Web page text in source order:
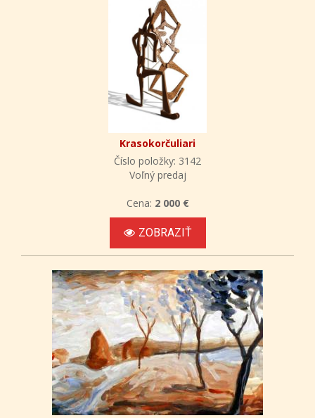
Krasokorčuliari
Číslo položky: 3142
Voľný predaj
Cena: 2 000 €
ZOBRAZIŤ